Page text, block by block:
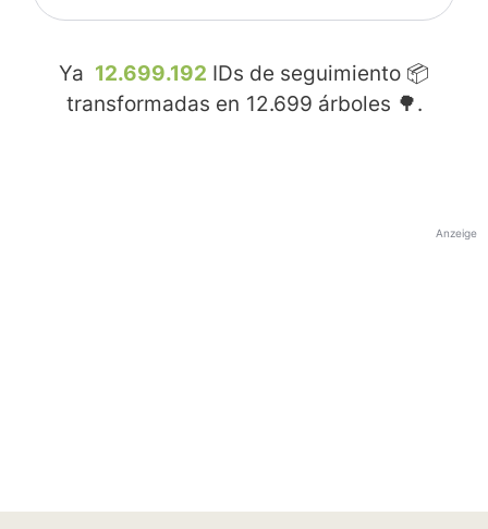
Ya 12.699.192 IDs de seguimiento 📦
transformadas en 12.699 árboles 🌳.
Anzeige